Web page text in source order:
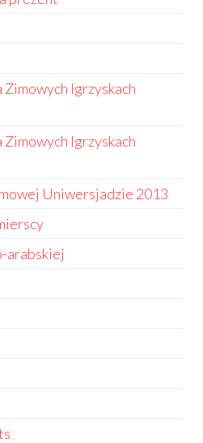
Igrzyskach
Igrzyskach
Uniwersjadzie 2013
arabskiej